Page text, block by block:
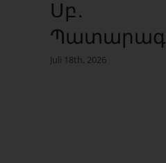
Սբ․
Պատարագ
Juli 18th, 2026